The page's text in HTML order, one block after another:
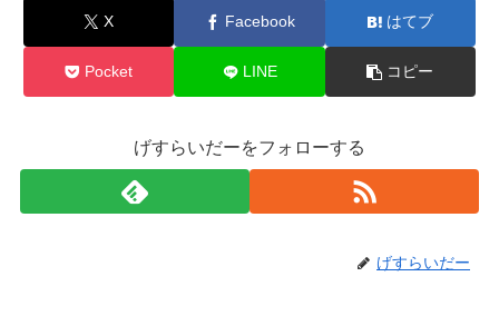
X Facebook はてブ
Pocket LINE コピー
げすらいだーをフォローする
げすらいだー